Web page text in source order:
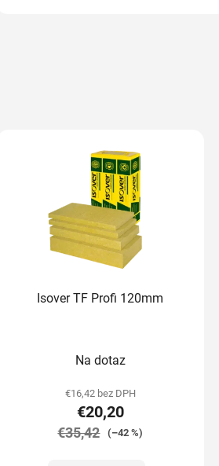
Isover TF Profi 120mm
Na dotaz
€16,42 bez DPH
€20,20
€35,42 (–42 %)